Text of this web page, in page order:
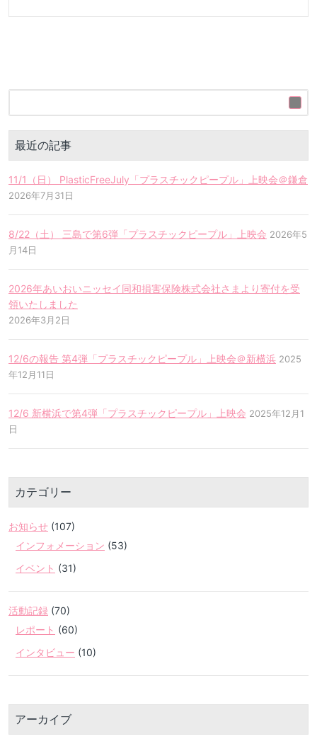
最近の記事
11/1（日） PlasticFreeJuly「プラスチックピープル」上映会＠鎌倉
2026年7月31日
8/22（土） 三島で第6弾「プラスチックピープル」上映会 2026年5
月14日
2026年あいおいニッセイ同和損害保険株式会社さまより寄付を受
領いたしました
2026年3月2日
12/6の報告 第4弾「プラスチックピープル」上映会＠新横浜 2025
年12月11日
12/6 新横浜で第4弾「プラスチックピープル」上映会 2025年12月1
日
カテゴリー
お知らせ (107)
インフォメーション (53)
イベント (31)
活動記録 (70)
レポート (60)
インタビュー (10)
アーカイブ